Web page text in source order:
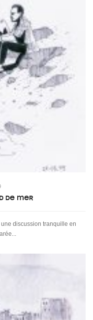
de mer
discussion tranquille en